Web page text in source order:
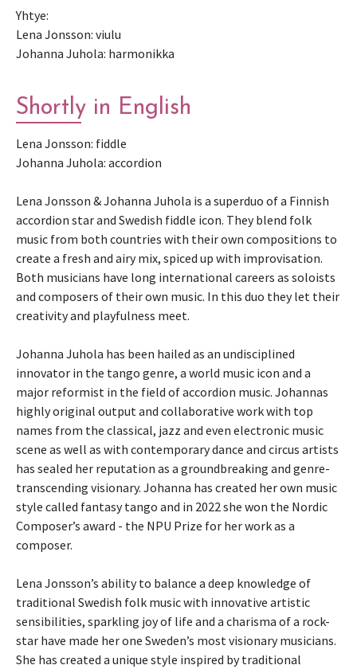
Yhtye:
Lena Jonsson: viulu
Johanna Juhola: harmonikka
Shortly in English
Lena Jonsson: fiddle
Johanna Juhola: accordion
Lena Jonsson & Johanna Juhola is a superduo of a Finnish
accordion star and Swedish fiddle icon. They blend folk
music from both countries with their own compositions to
create a fresh and airy mix, spiced up with improvisation.
Both musicians have long international careers as soloists
and composers of their own music. In this duo they let their
creativity and playfulness meet.
Johanna Juhola has been hailed as an undisciplined
innovator in the tango genre, a world music icon and a
major reformist in the field of accordion music. Johannas
highly original output and collaborative work with top
names from the classical, jazz and even electronic music
scene as well as with contemporary dance and circus artists
has sealed her reputation as a groundbreaking and genre-
transcending visionary. Johanna has created her own music
style called fantasy tango and in 2022 she won the Nordic
Composer’s award - the NPU Prize for her work as a
composer.
Lena Jonsson’s ability to balance a deep knowledge of
traditional Swedish folk music with innovative artistic
sensibilities, sparkling joy of life and a charisma of a rock-
star have made her one Sweden’s most visionary musicians.
She has created a unique style inspired by traditional